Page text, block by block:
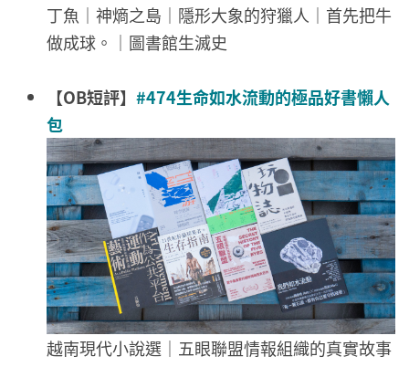
丁魚｜神熵之島｜隱形大象的狩獵人｜首先把牛
做成球。｜圖書館生滅史
【OB短評】 #474生命如水流動的極品好書懶人
包
越南現代小說選｜五眼聯盟情報組織的真實故事